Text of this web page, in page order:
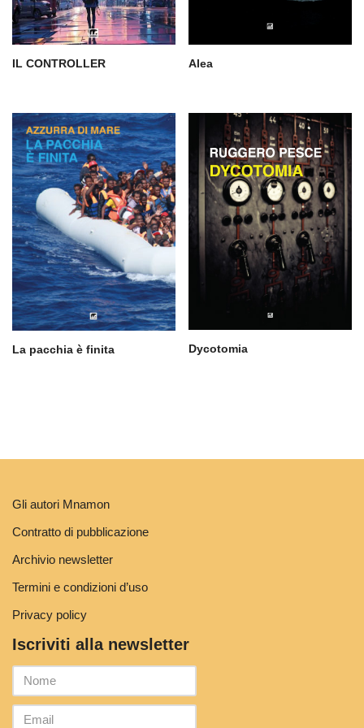
IL CONTROLLER Alea
La pacchia è finita Dycotomia
Gli autori Mnamon
Contratto di pubblicazione
Archivio newsletter
Termini e condizioni d’uso
Privacy policy
Iscriviti alla newsletter